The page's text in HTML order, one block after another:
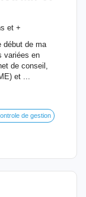
et +
début de ma
variées en
de conseil,
et ...
de gestion